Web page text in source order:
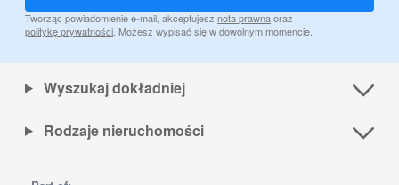
Tworząc powiadomienie e-mail, akceptujesz nota prawnaoraz
politykę prywatności . Możesz wypisać się w dowolnym momencie.
Wyszukaj dokładniej
Rodzaje nieruchomości